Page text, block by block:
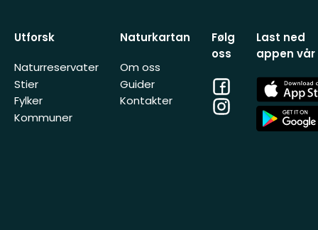
Utforsk
Naturreservater
Stier
Fylker
Kommuner
Naturkartan
Om oss
Guider
Kontakter
Følg
oss
Facebook
Instagram
Last ned
appen vår
App
Store
App
Store